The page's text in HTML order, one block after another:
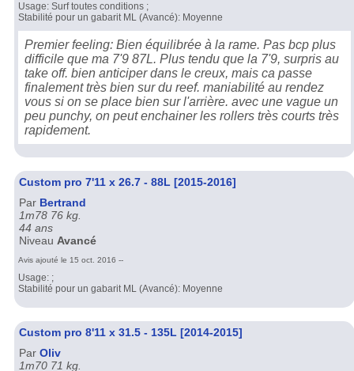
Usage: Surf toutes conditions ;
Stabilité pour un gabarit ML (Avancé): Moyenne
Premier feeling: Bien équilibrée à la rame. Pas bcp plus
difficile que ma 7'9 87L. Plus tendu que la 7'9, surpris au
take off. bien anticiper dans le creux, mais ca passe
finalement très bien sur du reef. maniabilité au rendez
vous si on se place bien sur l'arrière. avec une vague un
peu punchy, on peut enchainer les rollers très courts très
rapidement.
Custom pro 7'11 x 26.7 - 88L [2015-2016]
Par Bertrand
1m78 76 kg.
44 ans
Niveau Avancé
Avis ajouté le 15 oct. 2016 --
Usage: ;
Stabilité pour un gabarit ML (Avancé): Moyenne
Custom pro 8'11 x 31.5 - 135L [2014-2015]
Par Oliv
1m70 71 kg.